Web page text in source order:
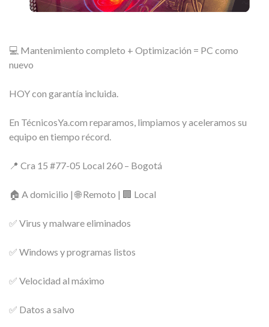
💻 Mantenimiento completo + Optimización = PC como
nuevo
HOY con garantía incluida.
En TécnicosYa.com reparamos, limpiamos y aceleramos su
equipo en tiempo récord.
📍 Cra 15 #77-05 Local 260 – Bogotá
🏠 A domicilio | 🌐 Remoto | 🏢 Local
✅ Virus y malware eliminados
✅ Windows y programas listos
✅ Velocidad al máximo
✅ Datos a salvo